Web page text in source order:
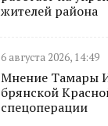
жителей района
6 августа 2026, 14:49
Мнение Тамары
брянской
спецоперации